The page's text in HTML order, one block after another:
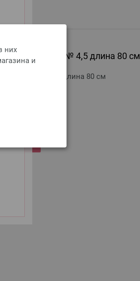
них
и
Multicolor № 4,5 длина 80 см
Multicolor № 4,5 длина 80 см